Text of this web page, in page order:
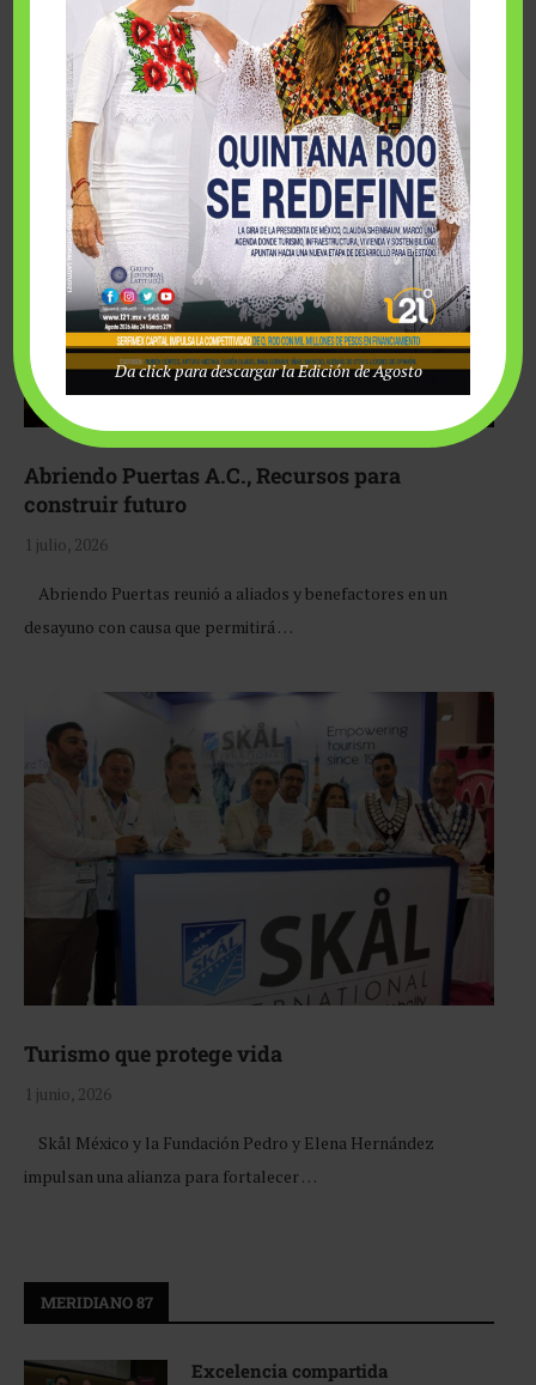
Fairmont Mayakoba y Make-A-Wish México unieron
esfuerzos para hacer realidad el deseo de una …
Abriendo Puertas A.C., Recursos para
construir futuro
1 julio, 2026
Abriendo Puertas reunió a aliados y benefactores en un
desayuno con causa que permitirá …
Turismo que protege vida
1 junio, 2026
Skål México y la Fundación Pedro y Elena Hernández
impulsan una alianza para fortalecer …
MERIDIANO 87
Excelencia compartida
Da click para descargar la Edición de Agosto